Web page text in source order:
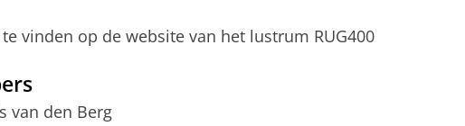
vinden op de website van het lustrum RUG400
van den Berg